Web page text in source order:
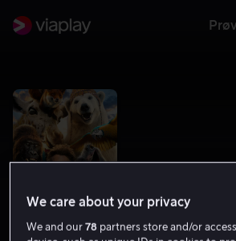
We care about your privacy
We and our78 partners store and/or